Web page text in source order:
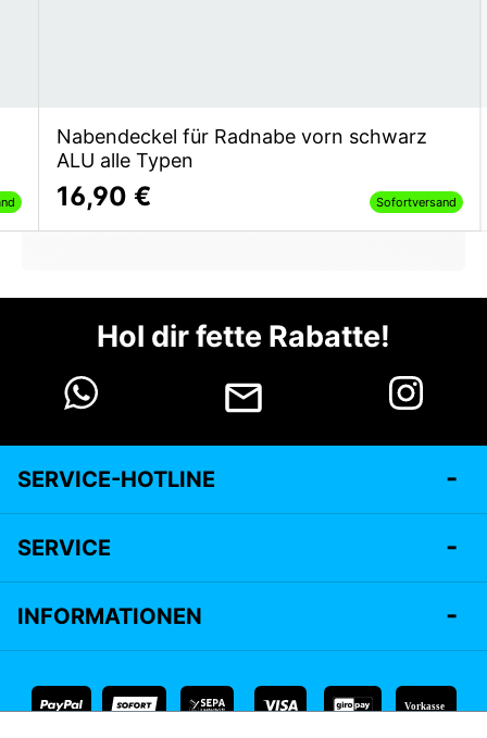
Nabendeckel für Radnabe vorn schwarz
ALU alle Typen
16,90 € Sofortversand
Hol dir fette Rabatte!
SERVICE-HOTLINE
SERVICE
INFORMATIONEN
Vorkasse